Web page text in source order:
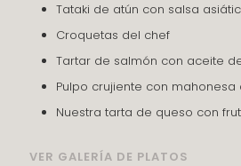
Tataki de atún con salsa
Croquetas del chef
Tartar de salmón con aceite
Pulpo crujiente con mahonesa
Nuestra tarta de queso con
VER GALERÍA DE PLATOS